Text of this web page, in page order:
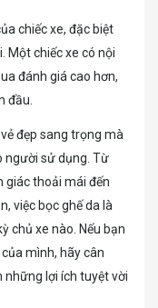
chiếc xe, đặc biệt
Một chiếc xe có nội
đánh giá cao hơn,
đầu.
đẹp sang trọng mà
người sử dụng. Từ
giác thoải mái đến
việc bọc ghế da là
chủ xe nào. Nếu bạn
mình, hãy cân
những lợi ích tuyệt vời